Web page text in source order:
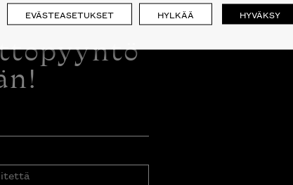
EVÄSTEASETUKSET HYLKÄÄ HYVÄKSY